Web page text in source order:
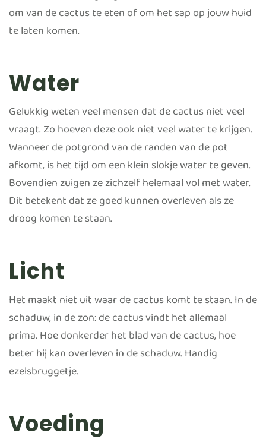
om van de cactus te eten of om het sap op jouw huid
te laten komen.
Water
Gelukkig weten veel mensen dat de cactus niet veel
vraagt. Zo hoeven deze ook niet veel water te krijgen.
Wanneer de potgrond van de randen van de pot
afkomt, is het tijd om een klein slokje water te geven.
Bovendien zuigen ze zichzelf helemaal vol met water.
Dit betekent dat ze goed kunnen overleven als ze
droog komen te staan.
Licht
Het maakt niet uit waar de cactus komt te staan. In de
schaduw, in de zon: de cactus vindt het allemaal
prima. Hoe donkerder het blad van de cactus, hoe
beter hij kan overleven in de schaduw. Handig
ezelsbruggetje.
Voeding